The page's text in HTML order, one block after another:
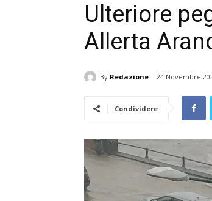
Ulteriore
Allerta
By Redazione 24 Novembre
Condividere